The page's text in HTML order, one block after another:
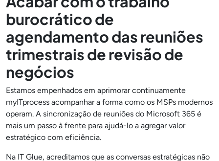
burocrático de
agendamento das reuniões
trimestrais de revisão de
negócios
Estamos empenhados em aprimorar continuamente
myITprocess acompanhar a forma como os MSPs modernos
operam. A sincronização de reuniões do Microsoft 365 é
mais um passo à frente para ajudá-lo a agregar valor
estratégico com eficiência.
Na IT Glue, acreditamos que as conversas estratégicas não